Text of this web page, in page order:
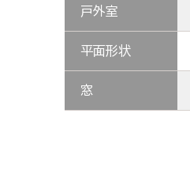
戸外室
平面形状
窓